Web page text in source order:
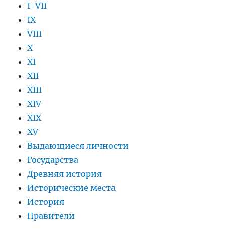
I-VII
IX
VIII
X
XI
XII
XIII
XIV
XIX
XV
Выдающиеся личности
Государства
Древняя история
Исторические места
История
Правители